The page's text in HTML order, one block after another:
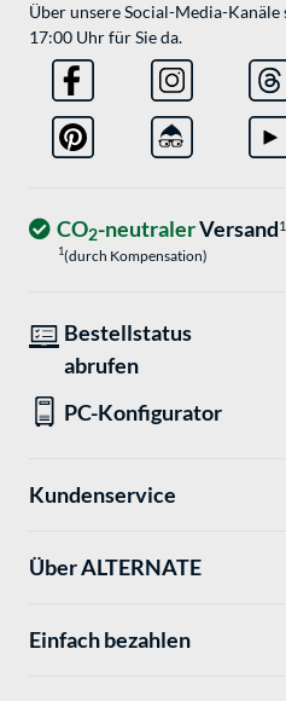
Über unsere Social-Media-
17:00 Uhr für Sie da.
CO2-neutralerVersand1
1(durch Kompensation)
Bestellstatus
abrufen
PC-Konfigurator
Kundenservice
Über ALTERNATE
Einfach bezahlen